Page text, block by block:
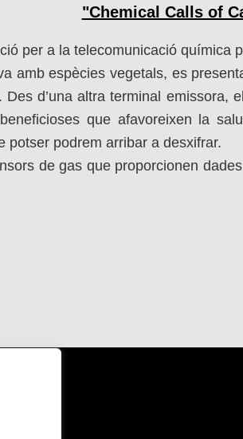
"Chemical Calls of
per a la telecomunicació química
amb espècies vegetals, es
d’una altra terminal
que afavoreixen la
potser podrem arribar a desxifrar.
de gas que proporcionen